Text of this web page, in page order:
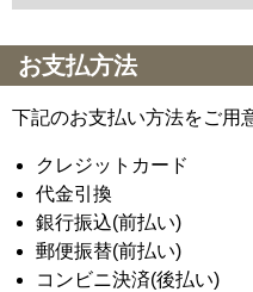
お支払方法
下記のお支払い方法をご用
クレジットカード
代金引換
銀行振込(前払い)
郵便振替(前払い)
コンビニ決済(後払い)